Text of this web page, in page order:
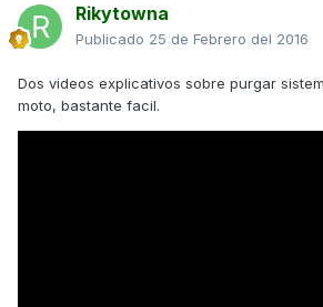
Rikytowna
Publicado 25 de Febrero del 2016
Dos videos explicativos sobre purgar
moto, bastante facil.